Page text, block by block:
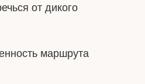
от дикого
маршрута